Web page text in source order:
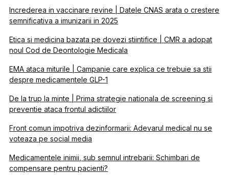
Increderea in vaccinare revine | Datele CNAS arata o crestere
semnificativa a imunizarii in 2025
Etica si medicina bazata pe dovezi stiintifice | CMR a adopat
noul Cod de Deontologie Medicala
EMA ataca miturile | Campanie care explica ce trebuie sa stii
despre medicamentele GLP-1
De la trup la minte | Prima strategie nationala de screening si
preventie ataca frontul adictiilor
Front comun impotriva dezinformarii: Adevarul medical nu se
voteaza pe social media
Medicamentele inimii, sub semnul intrebarii: Schimbari de
compensare pentru pacienti?